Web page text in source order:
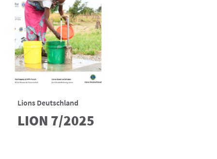
Lions Deutschland
LION 7/2025